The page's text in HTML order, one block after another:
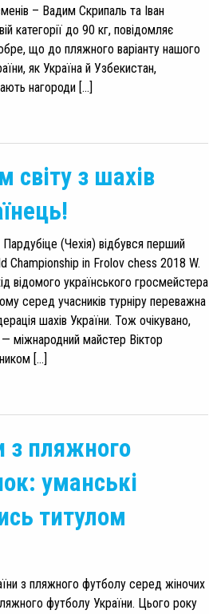
– Вадим Скрипаль та Іван
категорії до 90 кг, повідомляє
що до пляжного варіанту нашого
як Україна й Узбекистан,
нагороди […]
з шахів
(Чехія) відбувся перший
Championship in Frolov chess 2018 W.
українського гросмейстера
серед учасників турніру переважна
шахів України. Тож очікувано,
міжнародний майстер Віктор
[…]
з пляжного
уманські
титулом
з пляжного футболу серед жіночих
футболу України. Цього року